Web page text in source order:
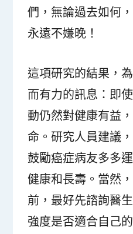
們，無論過去如何
永遠不嫌晚！
這項研究的結果，
而有力的訊息：即
動仍然對健康有益
命。研究人員建議
鼓勵癌症病友多多
健康和長壽。當然
前，最好先諮詢醫
強度是否適合自己